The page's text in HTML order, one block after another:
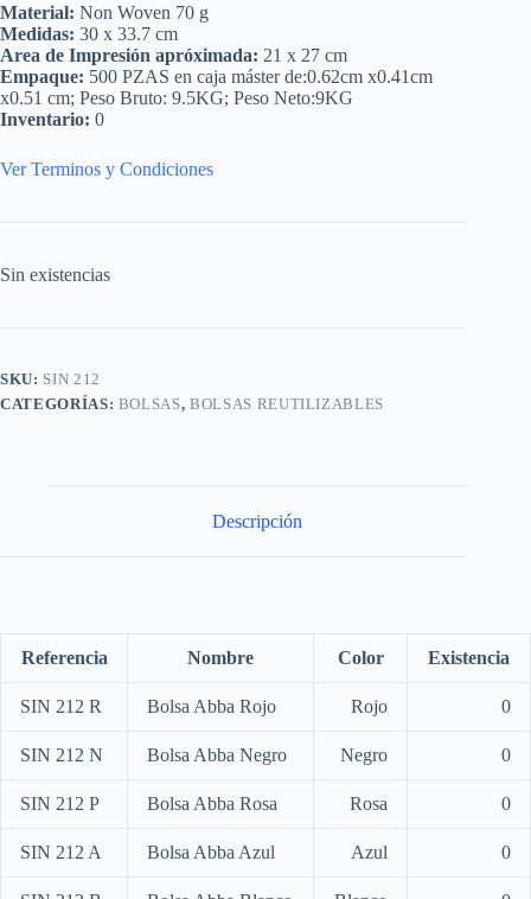
Material: Non Woven 70 g
Medidas: 30 x 33.7 cm
Area de Impresión apróximada: 21 x 27 cm
Empaque: 500 PZAS en caja máster de:0.62cm x0.41cm
x0.51 cm; Peso Bruto: 9.5KG; Peso Neto:9KG
Inventario: 0
Ver Terminos y Condiciones
Sin existencias
SKU: SIN 212
CATEGORÍAS: BOLSAS,BOLSAS REUTILIZABLES
Descripción
Referencia Nombre Color Existencia
SIN 212 R Bolsa Abba Rojo Rojo 0
SIN 212 N Bolsa Abba Negro Negro 0
SIN 212 P Bolsa Abba Rosa Rosa 0
SIN 212 A Bolsa Abba Azul Azul 0